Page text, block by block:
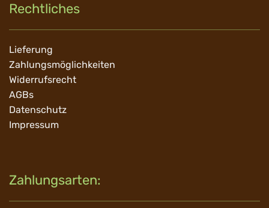
Rechtliches
Navigation
überspringen
Lieferung
Zahlungsmöglichkeiten
Widerrufsrecht
AGBs
Datenschutz
Impressum
Zahlungsarten: